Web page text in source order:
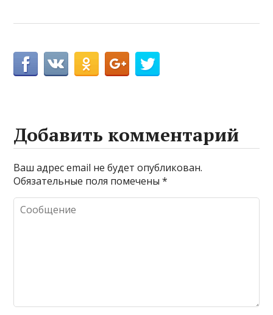
Добавить комментарий
Ваш адрес email не будет опубликован.
Обязательные поля помечены*